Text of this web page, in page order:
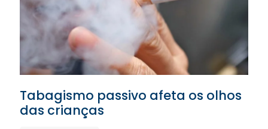
Tabagismo passivo afeta os olhos
das crianças